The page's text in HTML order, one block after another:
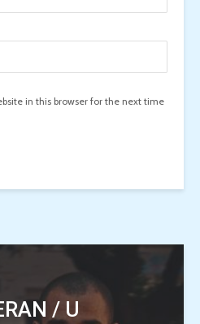
in this browser for the next time
/ U